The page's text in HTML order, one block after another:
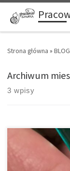
Przejdź do treści
Strona główna » BLOG
Archiwum
3 wpisy
Zpagetti to